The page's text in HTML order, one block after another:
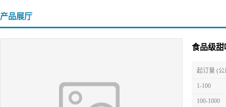
产品展厅
食品级甜
起订量 (公
1-100
100-1000